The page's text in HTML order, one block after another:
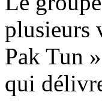
plusieurs
Pak Tun
qui